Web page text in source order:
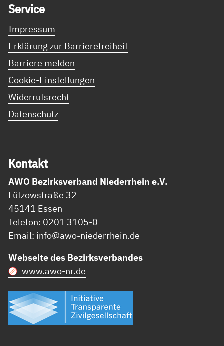
Ser­vice
Impressum
Erklärung zur Barrierefreiheit
Barriere melden
Cookie-Einstellungen
Widerrufsrecht
Datenschutz
Kon­takt
AWO Bezirksverband Niederrhein e.V.
Lützowstraße 32
45141 Essen
Telefon: 0201 3105-0
Email: info@awo-niederrhein.de
Webseite des Bezirksverbandes
www.awo-nr.de